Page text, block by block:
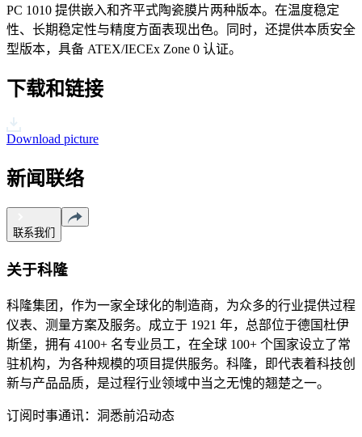
PC 1010 提供嵌入和齐平式陶瓷膜片两种版本。在温度稳定
性、长期稳定性与精度方面表现出色。同时，还提供本质安全
型版本，具备 ATEX/IECEx Zone 0 认证。
下载和链接
Download picture
新闻联络
联系我们
关于科隆
科隆集团，作为一家全球化的制造商，为众多的行业提供过程
仪表、测量方案及服务。成立于 1921 年，总部位于德国杜伊
斯堡，拥有 4100+ 名专业员工，在全球 100+ 个国家设立了常
驻机构，为各种规模的项目提供服务。科隆，即代表着科技创
新与产品品质，是过程行业领域中当之无愧的翘楚之一。
订阅时事通讯：洞悉前沿动态